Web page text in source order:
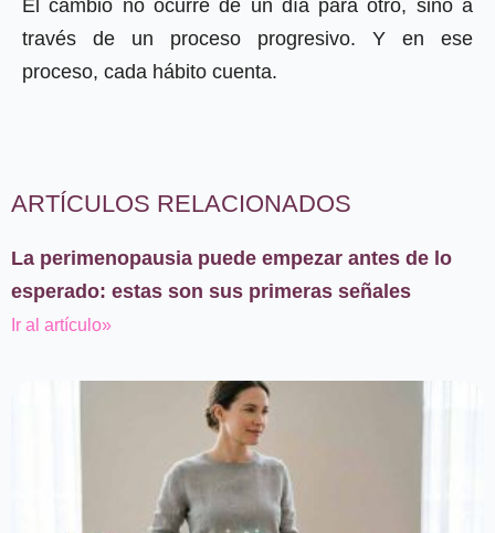
El cambio no ocurre de un día para otro, sino a
través de un proceso progresivo. Y en ese
proceso, cada hábito cuenta.
ARTÍCULOS RELACIONADOS
La perimenopausia puede empezar antes de lo
esperado: estas son sus primeras señales
Ir al artículo»